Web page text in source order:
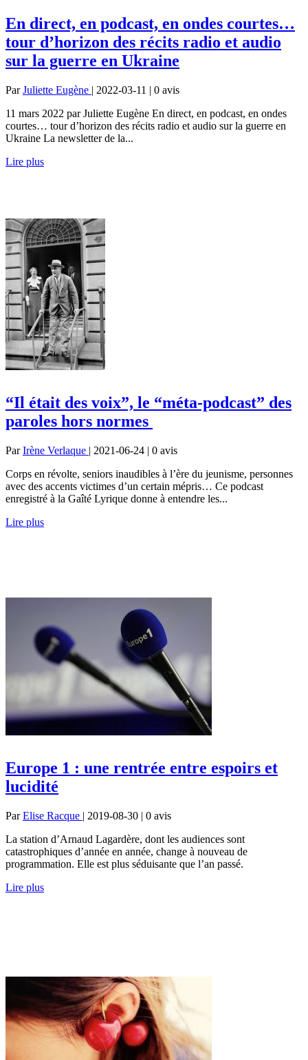
En direct, en podcast, en ondes courtes…
tour d’horizon des récits radio et audio
sur la guerre en Ukraine
ParJuliette Eugène | 2022-03-11 | 0 avis
11 mars 2022 par Juliette Eugène En direct, en podcast, en ondes
courtes… tour d’horizon des récits radio et audio sur la guerre en
Ukraine La newsletter de la...
Lire plus
“Il était des voix”, le “méta-podcast” des
paroles hors normes
ParIrène Verlaque | 2021-06-24 | 0 avis
Corps en révolte, seniors inaudibles à l’ère du jeunisme, personnes
avec des accents victimes d’un certain mépris… Ce podcast
enregistré à la Gaîté Lyrique donne à entendre les...
Lire plus
Europe 1 : une rentrée entre espoirs et
lucidité
ParElise Racque | 2019-08-30 | 0 avis
La station d’Arnaud Lagardère, dont les audiences sont
catastrophiques d’année en année, change à nouveau de
programmation. Elle est plus séduisante que l’an passé.
Lire plus